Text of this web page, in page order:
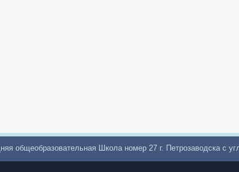
общеобразовательная Школа номер 27 г. Петрозаводска с